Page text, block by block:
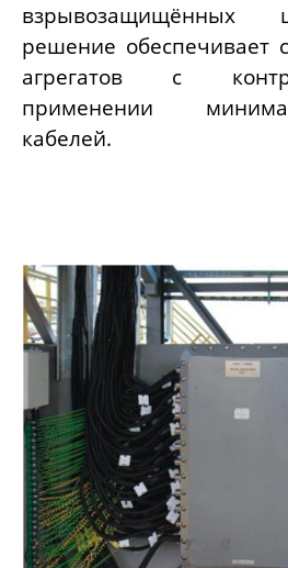
взрывозащищённых
решение обеспечивает
агрегатов с
применении
кабелей.